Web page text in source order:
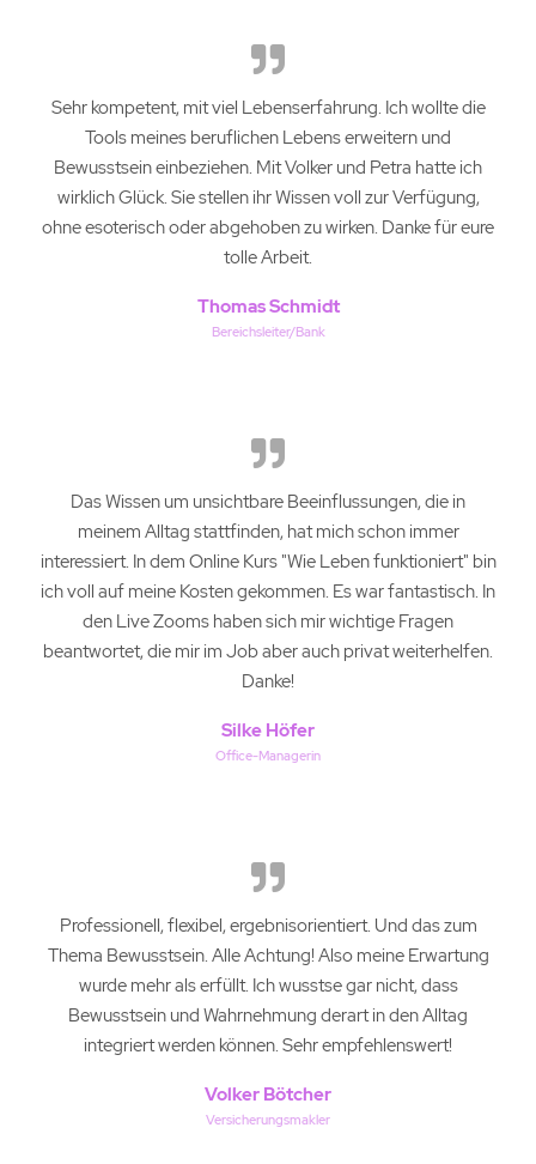
Sehr kompetent, mit viel Lebenserfahrung. Ich wollte die
Tools meines beruflichen Lebens erweitern und
Bewusstsein einbeziehen. Mit Volker und Petra hatte ich
wirklich Glück. Sie stellen ihr Wissen voll zur Verfügung,
ohne esoterisch oder abgehoben zu wirken. Danke für eure
tolle Arbeit.
Thomas Schmidt
Bereichsleiter/Bank
Das Wissen um unsichtbare Beeinflussungen, die in
meinem Alltag stattfinden, hat mich schon immer
interessiert. In dem Online Kurs "Wie Leben funktioniert" bin
ich voll auf meine Kosten gekommen. Es war fantastisch. In
den Live Zooms haben sich mir wichtige Fragen
beantwortet, die mir im Job aber auch privat weiterhelfen.
Danke!
Silke Höfer
Office-Managerin
Professionell, flexibel, ergebnisorientiert. Und das zum
Thema Bewusstsein. Alle Achtung! Also meine Erwartung
wurde mehr als erfüllt. Ich wusstse gar nicht, dass
Bewusstsein und Wahrnehmung derart in den Alltag
integriert werden können. Sehr empfehlenswert!
Volker Bötcher
Versicherungsmakler